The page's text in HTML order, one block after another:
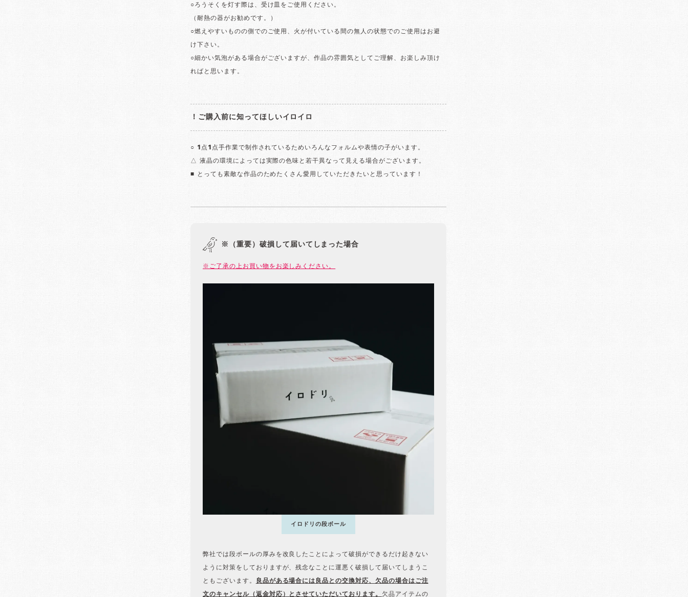
○ろうそくを灯す際は、受け皿をご使用ください。
（耐熱の器がお勧めです。）
○燃えやすいものの側でのご使用、火が付いている間の無人の状態でのご使用はお避
け下さい。
○細かい気泡がある場合がございますが、作品の雰囲気としてご理解、お楽しみ頂け
ればと思います。
！ご購入前に知ってほしいイロイロ
○ 1点1点手作業で制作されているためいろんなフォルムや表情の子がいます。
△ 液晶の環境によっては実際の色味と若干異なって見える場合がございます。
■ とっても素敵な作品のためたくさん愛用していただきたいと思っています！
※（重要）破損して届いてしまった場合
※ご了承の上お買い物をお楽しみください。
イロドリの段ボール
弊社では段ボールの厚みを改良したことによって破損ができるだけ起きない
ように対策をしておりますが、残念なことに運悪く破損して届いてしまうこ
ともございます。 良品がある場合には良品との交換対応、欠品の場合はご注
文のキャンセル（返金対応）とさせていただいております。 欠品アイテムの